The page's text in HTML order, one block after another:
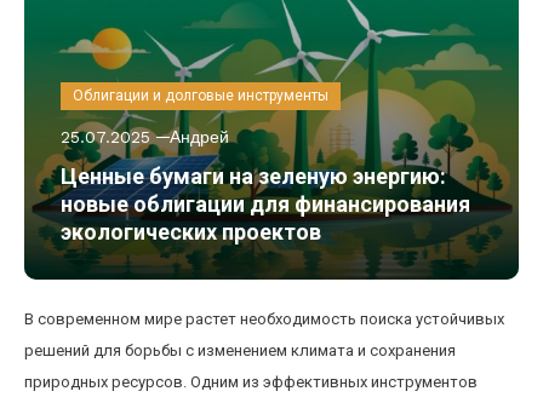
Облигации и долговые инструменты
25.07.2025 Андрей
Ценные бумаги на зеленую энергию:
новые облигации для финансирования
экологических проектов
В современном мире растет необходимость поиска устойчивых
решений для борьбы с изменением климата и сохранения
природных ресурсов. Одним из эффективных инструментов